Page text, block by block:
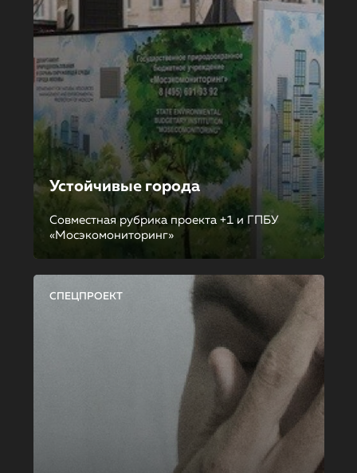
Устойчивые города
Совместная рубрика проекта +1 и ГПБУ
«Мосэкомониторинг»
СПЕЦПРОЕКТ